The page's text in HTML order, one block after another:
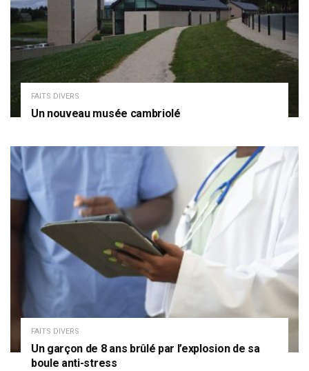
FAITS DIVERS
Un nouveau musée cambriolé
FAITS DIVERS
Un garçon de 8 ans brûlé par l’explosion de sa
boule anti-stress